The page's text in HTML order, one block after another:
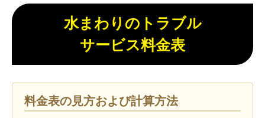
水まわりのトラブル
サービス料金表
料金表の見方および計算方法